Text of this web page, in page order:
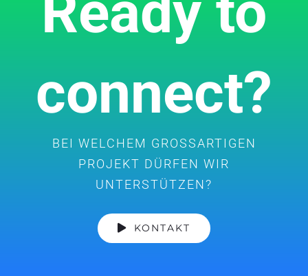
connect?
BEI WELCHEM GROSSARTIGEN
PROJEKT DÜRFEN WIR
UNTERSTÜTZEN?
KONTAKT